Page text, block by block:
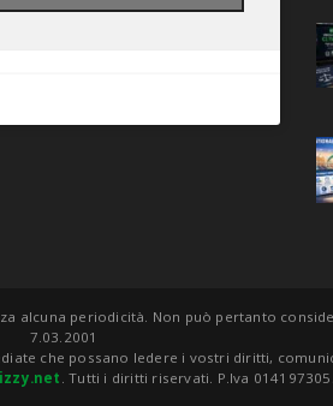
alcuna periodicità. Non può pertanto
7.03.2001
che possano ledere i vostri diritti,
. Tutti i diritti riservati. P.Iva